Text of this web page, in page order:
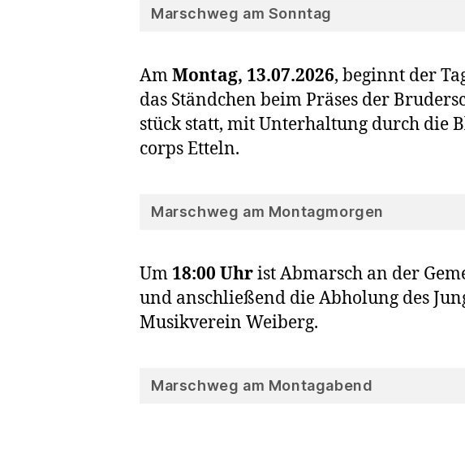
Marschweg am Sonntag
AmMon­tag, 13.07.2026, beginnt der
das Ständ­chen beim Prä­ses der
stück statt, mit Unter­hal­tung durch die
corps Etteln.
Marschweg am Montagmorgen
Um 18:00 Uhrist Abmarsch an der
und anschlie­ßend die Abho­lung des
Musik­ver­ein Weiberg.
Marschweg am Montagabend